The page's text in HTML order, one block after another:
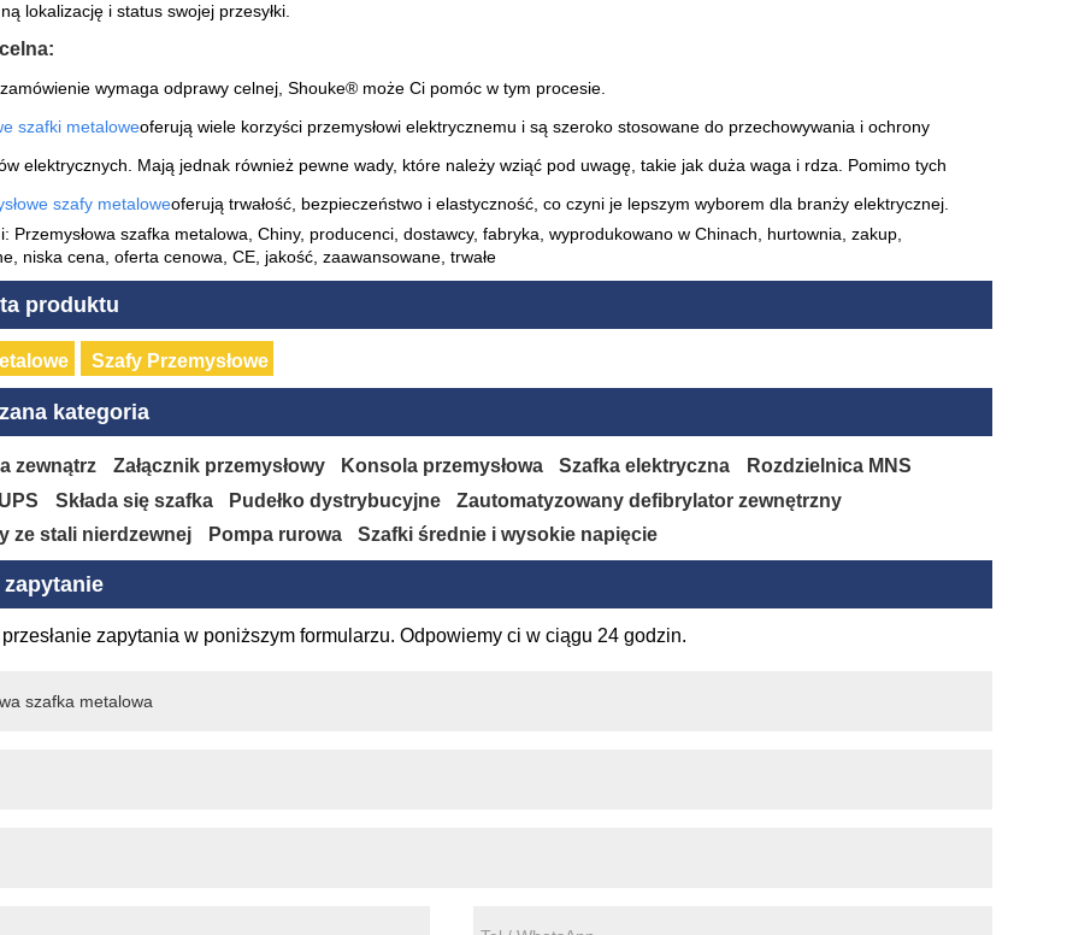
lokalizację i status swojej przesyłki.
wymaga odprawy celnej, Shouke® może Ci pomóc w tym procesie.
szafki metaloweoferują wiele korzyści przemysłowi elektrycznemu i są szeroko stosowane do przechowywania i ochrony
elektrycznych. Mają jednak również pewne wady, które należy wziąć pod uwagę, takie jak duża waga i rdza. Pomimo tych
szafy metaloweoferują trwałość, bezpieczeństwo i elastyczność, co czyni je lepszym wyborem dla branży elektrycznej.
Przemysłowa szafka metalowa, Chiny, producenci, dostawcy, fabryka, wyprodukowano w Chinach, hurtownia, zakup,
niska cena, oferta cenowa, CE, jakość, zaawansowane, trwałe
produktu
Szafy Przemysłowe
kategoria
zewnątrz Załącznik przemysłowy Konsola przemysłowa Szafka elektryczna
Rozdzielnica MNS
Składa się szafka Pudełko dystrybucyjne
Zautomatyzowany defibrylator zewnętrzny
ze stali nierdzewnej
Pompa rurowa Szafki średnie i wysokie napięcie
zapytania w poniższym formularzu. Odpowiemy ci w ciągu 24 godzin.